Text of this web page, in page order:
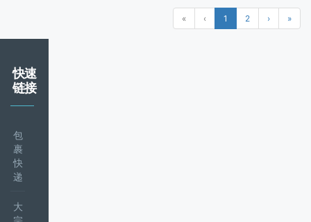
« ‹ 1 2 › »
快速
链接
包
裹
快
递
大